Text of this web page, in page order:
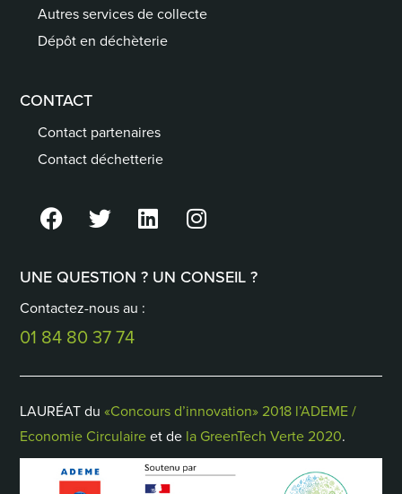
Autres services de collecte
Dépôt en déchèterie
CONTACT
Contact partenaires
Contact déchetterie
UNE QUESTION ? UN CONSEIL ?
Contactez-nous au :
01 84 80 37 74
LAURÉAT du«Concours d’innovation» 2018 l’ADEME /
Economie Circulaireet de la GreenTech Verte 2020.